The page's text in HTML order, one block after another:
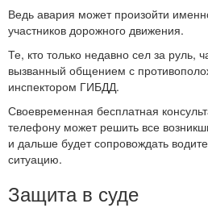
Ведь авария может произойти
участников дорожного движения.
Те, кто только недавно сел за руль,
вызванный общением с
инспектором ГИБДД.
Своевременная бесплатная
телефону может решить все
и дальше будет сопровождать
ситуацию.
Защита в суде